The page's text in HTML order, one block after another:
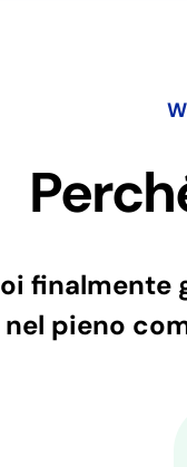
pieno